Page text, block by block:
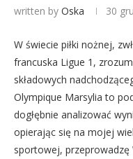
written by Oska 30
W świecie piłki nożnej,
francuska Ligue 1,
składowych
Olympique Marsylia to
dogłębnie analizować
opierając się na mojej
sportowej, przeprowadzę